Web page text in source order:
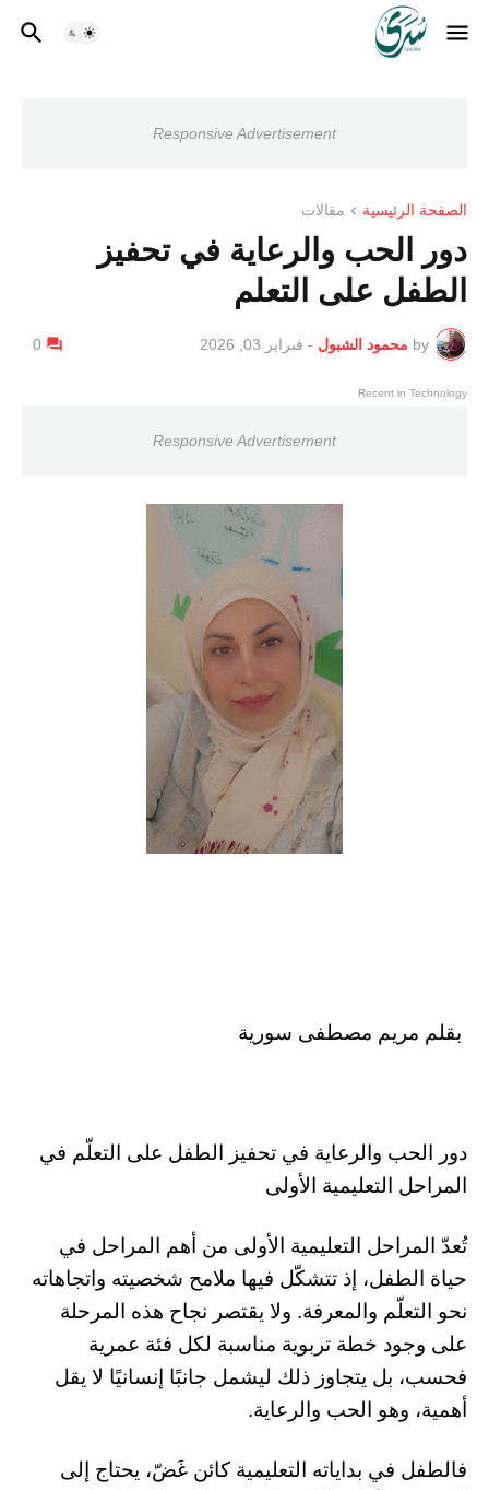
Responsive Advertisement
الصفحة الرئيسية مقالات
دور الحب والرعاية في تحفيز
الطفل على التعلم
by محمود الشبول - فبراير 03, 2026 0
Recent in Technology
Responsive Advertisement
بقلم مريم مصطفى سورية
دور الحب والرعاية في تحفيز الطفل على التعلّم في
المراحل التعليمية الأولى
تُعدّ المراحل التعليمية الأولى من أهم المراحل في
حياة الطفل، إذ تتشكّل فيها ملامح شخصيته واتجاهاته
نحو التعلّم والمعرفة. ولا يقتصر نجاح هذه المرحلة
على وجود خطة تربوية مناسبة لكل فئة عمرية
فحسب، بل يتجاوز ذلك ليشمل جانبًا إنسانيًا لا يقل
أهمية، وهو الحب والرعاية.
فالطفل في بداياته التعليمية كائن غَضّ، يحتاج إلى